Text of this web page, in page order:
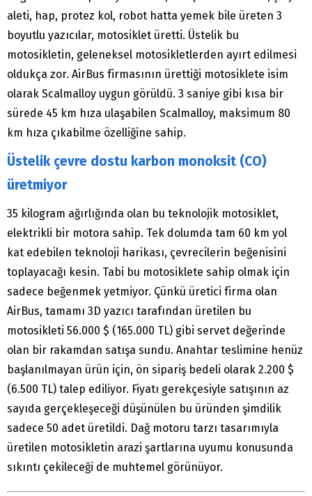
aleti, hap, protez kol, robot hatta yemek bile üreten 3
boyutlu yazıcılar, motosiklet üretti. Üstelik bu
motosikletin, geleneksel motosikletlerden ayırt edilmesi
oldukça zor. AirBus firmasının ürettiği motosiklete isim
olarak Scalmalloy uygun görüldü. 3 saniye gibi kısa bir
sürede 45 km hıza ulaşabilen Scalmalloy, maksimum 80
km hıza çıkabilme özelliğine sahip.
Üstelik çevre dostu karbon monoksit (CO)
üretmiyor
35 kilogram ağırlığında olan bu teknolojik motosiklet,
elektrikli bir motora sahip. Tek dolumda tam 60 km yol
kat edebilen teknoloji harikası, çevrecilerin beğenisini
toplayacağı kesin. Tabi bu motosiklete sahip olmak için
sadece beğenmek yetmiyor. Çünkü üretici firma olan
AirBus, tamamı 3D yazıcı tarafından üretilen bu
motosikleti 56.000 $ (165.000 TL) gibi servet değerinde
olan bir rakamdan satışa sundu. Anahtar teslimine henüz
başlanılmayan ürün için, ön sipariş bedeli olarak 2.200 $
(6.500 TL) talep ediliyor. Fiyatı gerekçesiyle satışının az
sayıda gerçekleşeceği düşünülen bu üründen şimdilik
sadece 50 adet üretildi. Dağ motoru tarzı tasarımıyla
üretilen motosikletin arazi şartlarına uyumu konusunda
sıkıntı çekileceği de muhtemel görünüyor.